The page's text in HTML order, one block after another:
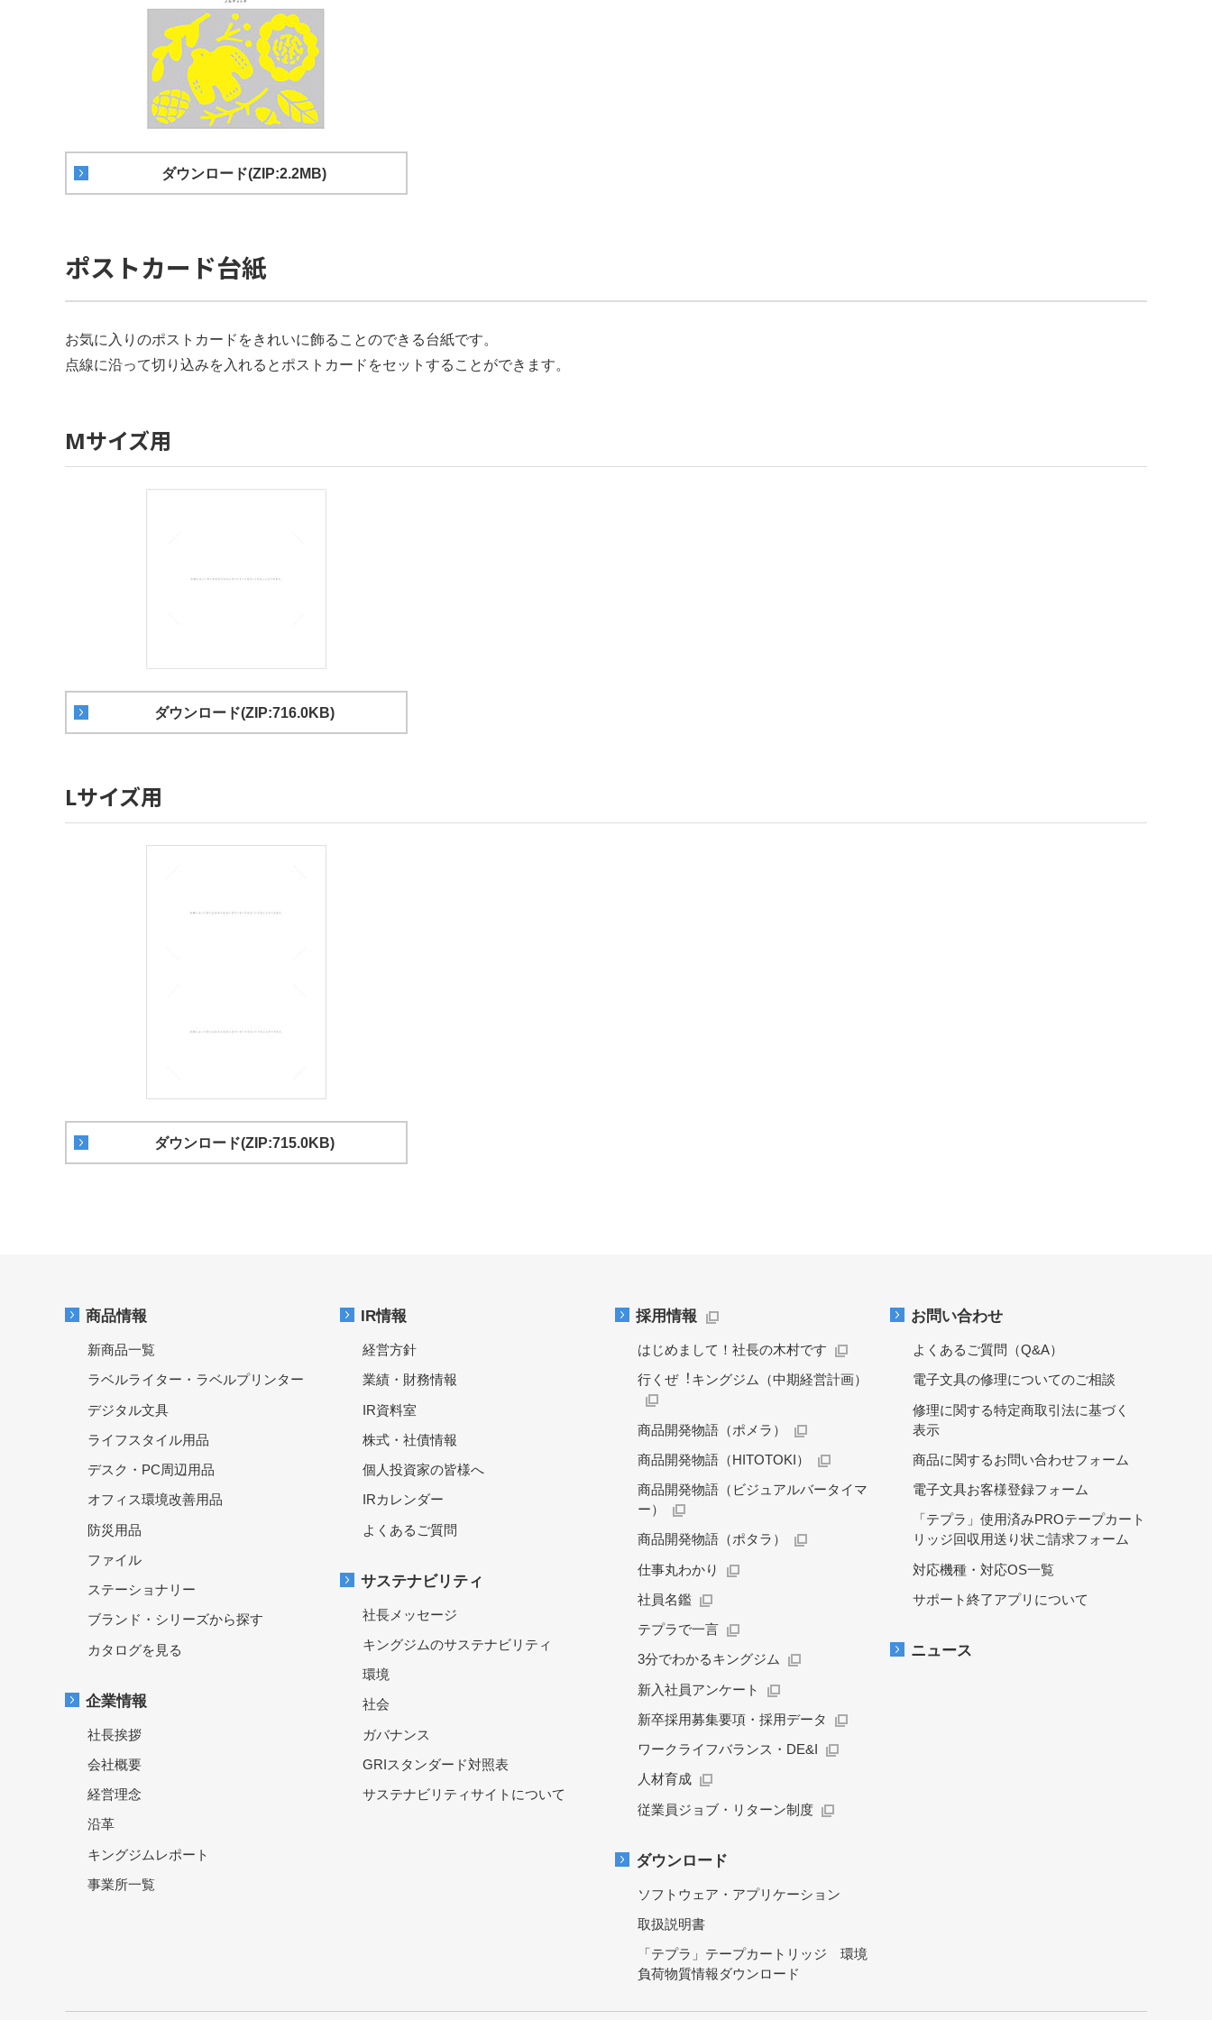
ダウンロード(ZIP:2.2MB)
ポストカード台紙
お気に入りのポストカードをきれいに飾ることのできる台紙です。
点線に沿って切り込みを入れるとポストカードをセットすることができます。
Mサイズ用
ダウンロード(ZIP:716.0KB)
Lサイズ用
ダウンロード(ZIP:715.0KB)
商品情報
新商品一覧
ラベルライター・ラベルプリンター
デジタル文具
ライフスタイル用品
デスク・PC周辺用品
オフィス環境改善用品
防災用品
ファイル
ステーショナリー
ブランド・シリーズから探す
カタログを見る
企業情報
社長挨拶
会社概要
経営理念
沿革
キングジムレポート
事業所一覧
IR情報
経営方針
業績・財務情報
IR資料室
株式・社債情報
個人投資家の皆様へ
IRカレンダー
よくあるご質問
サステナビリティ
社長メッセージ
キングジムのサステナビリティ
環境
社会
ガバナンス
GRIスタンダード対照表
サステナビリティサイトについて
採用情報
はじめまして！社長の木村です
行くぜ︕キングジム（中期経営計画）
商品開発物語（ポメラ）
商品開発物語（HITOTOKI）
商品開発物語（ビジュアルバータイマ
ー）
商品開発物語（ポタラ）
仕事丸わかり
社員名鑑
テプラで一言
3分でわかるキングジム
新入社員アンケート
新卒採用募集要項・採用データ
ワークライフバランス・DE&I
人材育成
従業員ジョブ・リターン制度
ダウンロード
ソフトウェア・アプリケーション
取扱説明書
「テプラ」テープカートリッジ 環境
負荷物質情報ダウンロード
お問い合わせ
よくあるご質問（Q&A）
電子文具の修理についてのご相談
修理に関する特定商取引法に基づく
表示
商品に関するお問い合わせフォーム
電子文具お客様登録フォーム
「テプラ」使用済みPROテープカート
リッジ回収用送り状ご請求フォーム
対応機種・対応OS一覧
サポート終了アプリについて
ニュース